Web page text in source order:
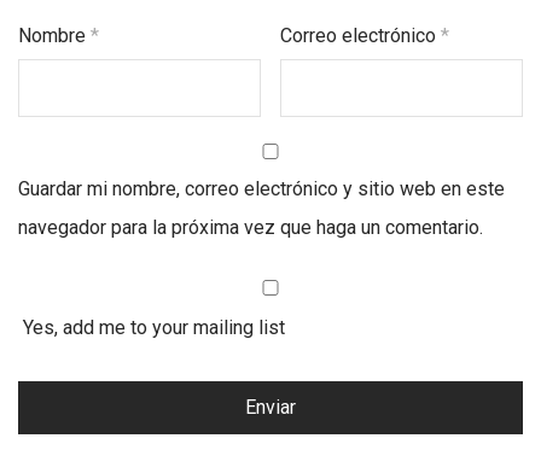
Nombre * Correo electrónico*
Guardar mi nombre, correo electrónico y sitio web en este
navegador para la próxima vez que haga un comentario.
Yes, add me to your mailing list